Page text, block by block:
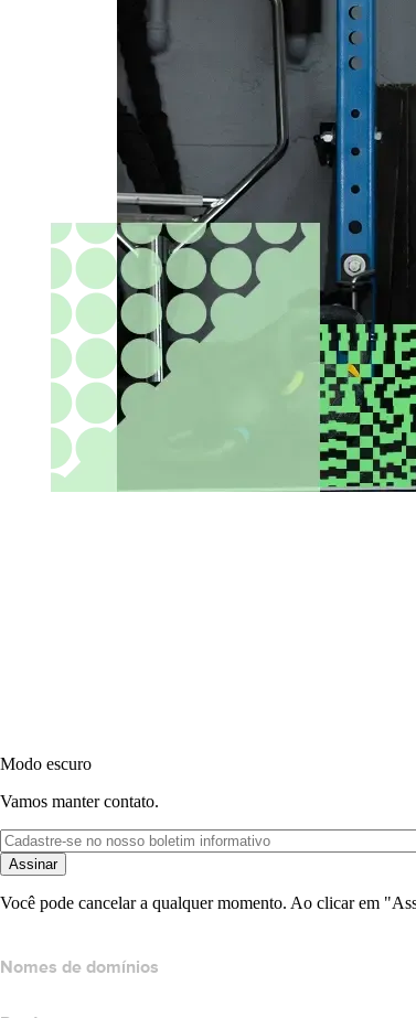
Modo escuro
Vamos manter contato.
Assinar
Você pode cancelar a qualquer momento. Ao clicar em
Nomes de domínios